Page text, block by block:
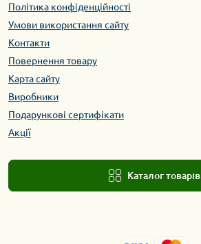
Політика конфіденційності
Умови використання сайту
Контакти
Повернення товару
Карта сайту
Виробники
Подарункові сертифікати
Акції
Каталог товарів